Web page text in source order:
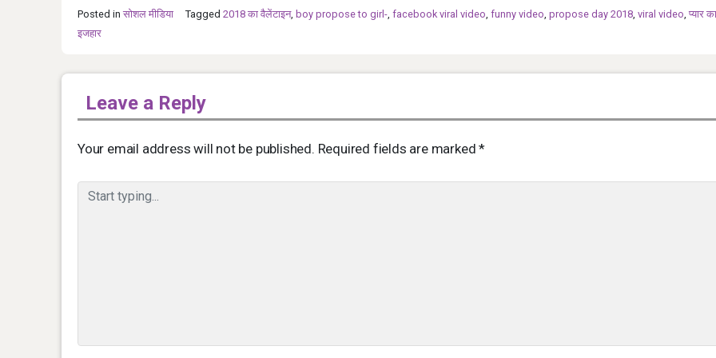
Posted in सोशल मीडिया Tagged 2018 का वैलेंटाइन, boy propose to girl- facebook viral video funny video propose day 2018 viral video प्यार का
इजहार
Leave a Reply
Your email address will not be published. Required fields are marked*